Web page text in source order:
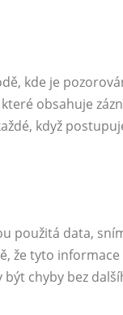
kde je
obsahuje
když
použitá data,
že tyto
chyby bez